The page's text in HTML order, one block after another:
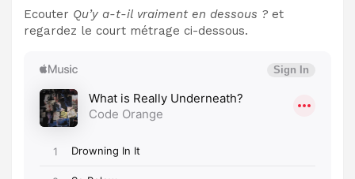
Ecouter Qu’y a-t-il vraiment en dessous ? et
regardez le court métrage ci-dessous.